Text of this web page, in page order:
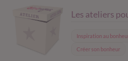
Les ateliers
Inspiration au
Créer son bonheur